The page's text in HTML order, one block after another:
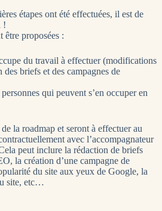
étapes ont été effectuées, il est de
!
être proposées :
du travail à effectuer (modifications
briefs et des campagnes de
qui peuvent s’en occuper en
la roadmap et seront à effectuer au
avec l’accompagnateur
peut inclure la rédaction de briefs
la création d’une campagne de
du site aux yeux de Google, la
site, etc…